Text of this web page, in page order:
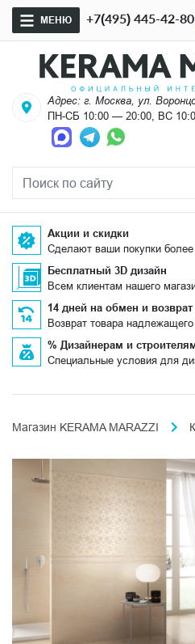
МЕНЮ +7(495) 445-42-80
Адрес: г. Москва, ул.
ПН-СБ 10:00 — 20:00, ВС
Акции и скидки
Сделают ваши покупки
Бесплатный 3D дизайн
Всем клиентам нашего
14 дней на обмен и возврат
Возврат товара надлежащего
% Дизайнерам и
Специальные условия для
Магазин KERAMA MARAZZI